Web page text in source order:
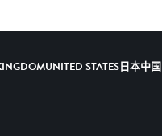
UNITED STATES日本中国